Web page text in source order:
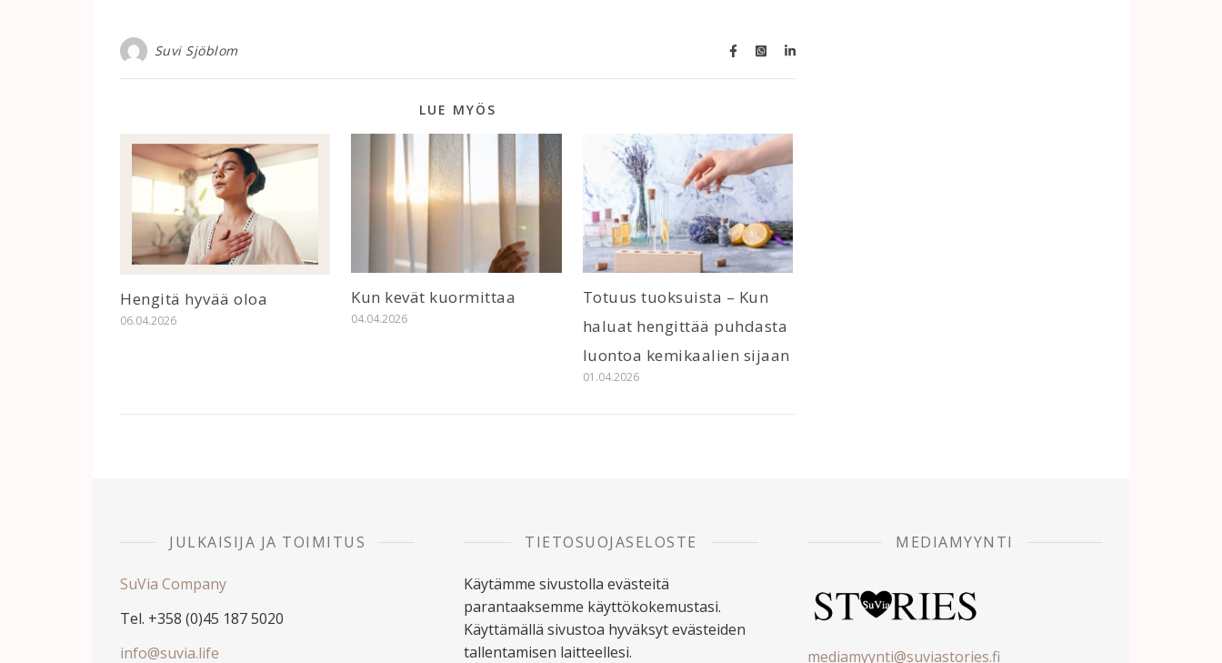
Suvi Sjöblom
LUE MYÖS
Hengitä hyvää oloa
06.04.2026
Kun kevät kuormittaa
04.04.2026
Totuus tuoksuista – Kun
haluat hengittää puhdasta
luontoa kemikaalien sijaan
01.04.2026
JULKAISIJA JA TOIMITUS
SuVia Company
Tel. +358 (0)45 187 5020
info@suvia.life
TIETOSUOJASELOSTE
Käytämme sivustolla evästeitä
parantaaksemme käyttökokemustasi.
Käyttämällä sivustoa hyväksyt evästeiden
tallentamisen laitteellesi.
MEDIAMYYNTI
mediamyynti@suviastories.fi